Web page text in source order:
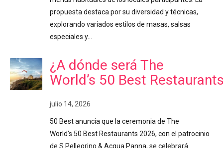
propuesta destaca por su diversidad y técnicas,
explorando variados estilos de masas, salsas
especiales y…
¿A dónde será The
World’s 50 Best
julio 14, 2026
50 Best anuncia que la ceremonia de The
World’s 50 Best Restaurants 2026, con el patrocinio
de S.Pellegrino & Acqua Panna, se celebrará